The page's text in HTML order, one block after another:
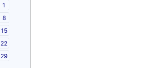
1
8
15
22
29